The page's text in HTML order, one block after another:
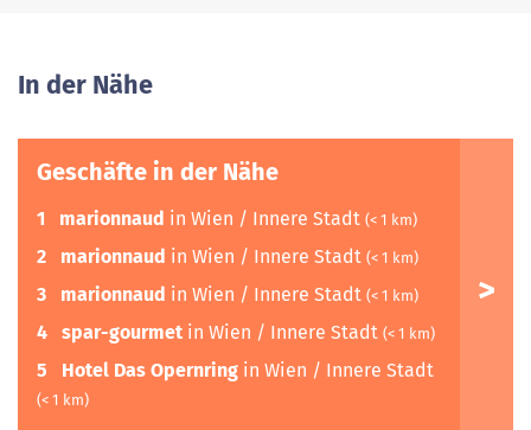
In der Nähe
Geschäfte in der Nähe
1 marionnaud in Wien / Innere Stadt (< 1 km)
2 marionnaud in Wien / Innere Stadt (< 1 km)
3 marionnaud in Wien / Innere Stadt (< 1 km)
4 spar-gourmet in Wien / Innere Stadt (< 1 km)
5 Hotel Das Opernring in Wien / Innere Stadt
(< 1 km)